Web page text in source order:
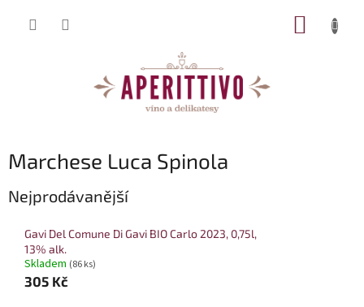
Marchese Luca Spinola
Nejprodávanější
Gavi Del Comune Di Gavi BIO Carlo 2023, 0,75l,
13% alk.
Skladem (86 ks)
305 Kč